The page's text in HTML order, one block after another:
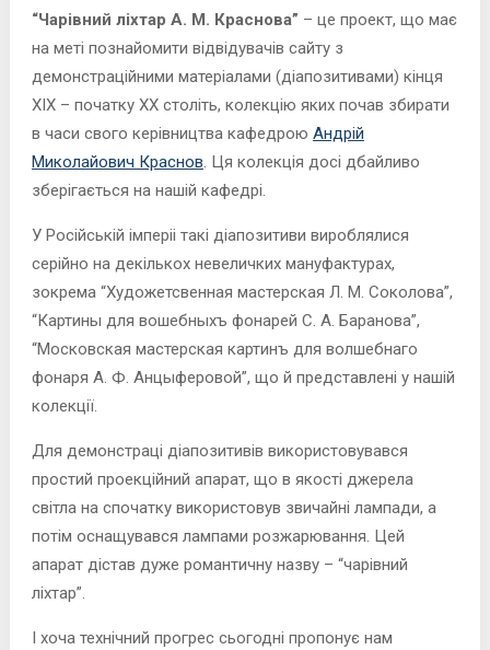
“Чарівний ліхтар А. М. Краснова” – це проект, що має
на меті познайомити відвідувачів сайту з
демонстраційними матеріалами (діапозитивами) кінця
XIX – початку ХХ століть, колекцію яких почав збирати
в часи свого керівництва кафедрою Андрій
Миколайович Краснов. Ця колекція досі дбайливо
зберігається на нашій кафедрі.
У Російській імперіі такі діапозитиви вироблялися
серійно на декількох невеличких мануфактурах,
зокрема “Художетсвенная мастерская Л. М. Соколова”,
“Картины для вошебныхъ фонарей С. А. Баранова”,
“Московская мастерская картинъ для волшебнаго
фонаря А. Ф. Анцыферовой”, що й представлені у нашій
колекції.
Для демонстраці діапозитивів використовувався
простий проекційний апарат, що в якості джерела
світла на спочатку використовув звичайні лампади, а
потім оснащувався лампами розжарювання. Цей
апарат дістав дуже романтичну назву – “чарівний
ліхтар”.
І хоча технічний прогрес сьогодні пропонує нам